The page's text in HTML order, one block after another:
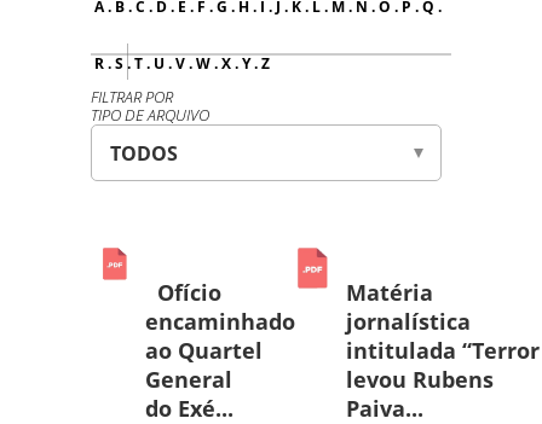
A. B.C . D. E . F .G . H. I . J . K. L. M. N .O . P .Q .
R.S .T. U .V.W.X.Y.Z
FILTRAR POR
TIPO DE ARQUIVO
Ofício
encaminhado
ao Quartel
General
do Exé...
Matéria
jornalística
intitulada “Terror
levou Rubens
Paiva...